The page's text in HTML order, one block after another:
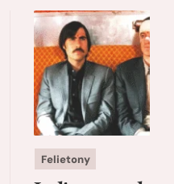
Felietony